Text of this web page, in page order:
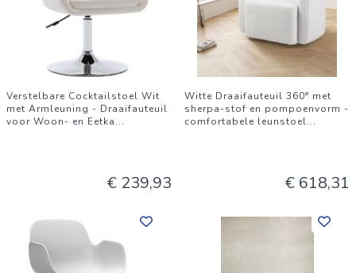
Verstelbare Cocktailstoel Wit
met Armleuning - Draaifauteuil
voor Woon- en Eetka...
€ 239,93
Witte Draaifauteuil 360° met
sherpa-stof en pompoenvorm -
comfortabele leunstoel...
€ 618,31